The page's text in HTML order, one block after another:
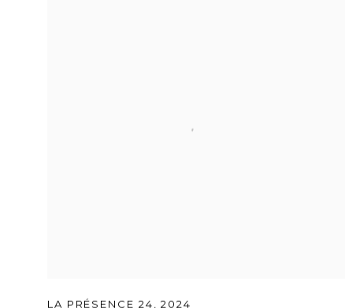
LA PRÉSENCE 24,2024